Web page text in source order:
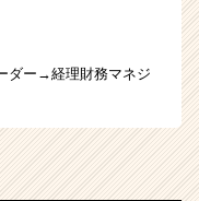
ダー→経理財務マネジ